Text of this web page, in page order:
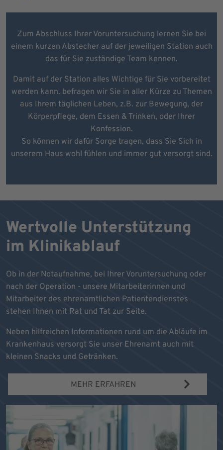
Zum Abschluss Ihrer Voruntersuchung lernen Sie bei
einem kurzen Abstecher auf der jeweiligen Station auch
das für Sie zuständige Team kennen.
Damit auf der Station alles Wichtige für Sie vorbereitet
werden kann. befragen wir Sie in aller Kürze zu Themen
aus Ihrem täglichen Leben, z.B. zur Bewegung, der
Körperpflege, dem Essen & Trinken, oder Ihrer
Konfession.
So können wir dafür Sorge tragen, dass Sie Sich in
unserem Haus wohl fühlen und immer gut versorgt sind.
Wertvolle Unterstützung
im Klinikablauf
Ob in der Notaufnahme, bei Ihrer Voruntersuchung oder
nach der Operation - unsere Mitarbeiterinnen und
Mitarbeiter des ehrenamtlichen Patientendienstes
stehen Ihnen mit Rat und Tat zur Seite.
Neben hilfreichen Informationen rund um die Abläufe im
Krankenhaus versorgt Sie unser Ehrenamt auch mit
kleinen Snacks und Getränken.
MEHR ERFAHREN